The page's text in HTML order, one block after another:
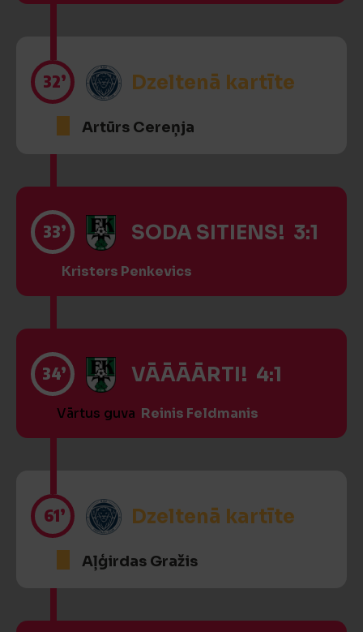
32’ Dzeltenā kartīte
Artūrs Cereņja
33’ SODA SITIENS! 3:1
Kristers Penkevics
34’ VĀĀĀĀRTI! 4:1
Vārtus guva Reinis Feldmanis
61’ Dzeltenā kartīte
Aļģirdas Gražis